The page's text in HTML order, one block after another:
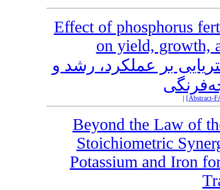
Effect of phosphorus
on yield, growth,
بر عملکرد، رشد و
[Abstract-
Beyond the Law of
Stoichiometric
Potassium and Iron